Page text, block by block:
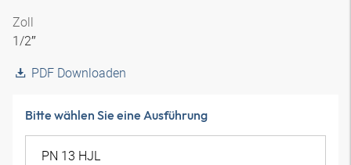
Zoll
1/2″
PDF Downloaden
Bitte wählen Sie eine Ausführung